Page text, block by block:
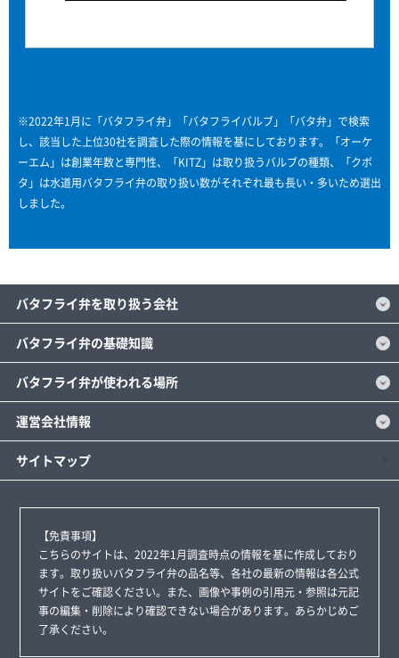
※2022年1月に「バタフライ弁」「バタフライバルブ」「バタ弁」で検索
し、該当した上位30社を調査した際の情報を基にしております。「オーケ
ーエム」は創業年数と専門性、「KITZ」は取り扱うバルブの種類、「クボ
タ」は水道用バタフライ弁の取り扱い数がそれぞれ最も長い・多いため選出
しました。
バタフライ弁を取り扱う会社
バタフライ弁の基礎知識
バタフライ弁が使われる場所
運営会社情報
サイトマップ
【免責事項】
こちらのサイトは、2022年1月調査時点の情報を基に作成しており
ます。取り扱いバタフライ弁の品名等、各社の最新の情報は各公式
サイトをご確認ください。また、画像や事例の引用元・参照は元記
事の編集・削除により確認できない場合があります。あらかじめご
了承ください。